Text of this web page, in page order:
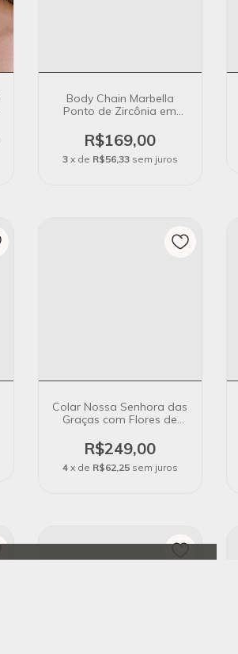
Body Chain Marbella
Ponto de Zircônia em
R$169,00
3 x de R$56,33 sem juros
Colar Nossa Senhora das
Graças com Flores de
Extensor em Banho Ouro
18K
R$249,00
4 x de R$62,25 sem juros